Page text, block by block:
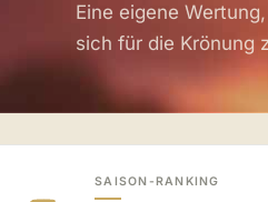
Eine eigene
sich für die Krönung
SAISON-RANKING